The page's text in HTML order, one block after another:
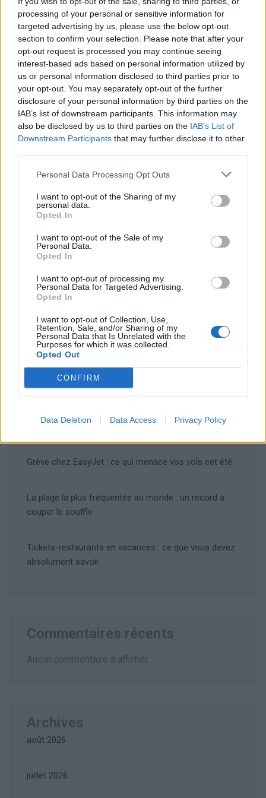
processing of your personal or sensitive information for
targeted advertising by us, please use the below opt-out
section to confirm your selection. Please note that after your
opt-out request is processed you may continue seeing
interest-based ads based on personal information utilized by
us or personal information disclosed to third parties prior to
your opt-out. You may separately opt-out of the further
disclosure of your personal information by third parties on the
IAB’s list of downstream participants. This information may
also be disclosed by us to third parties on the IAB’s List of
Downstream Participants that may further disclose it to other
Personal Data Processing Opt Outs
I want to opt-out of the Sharing of my
personal data.
Opted In
I want to opt-out of the Sale of my
Personal Data.
Opted In
I want to opt-out of processing my
Personal Data for Targeted Advertising.
Opted In
I want to opt-out of Collection, Use,
Retention, Sale, and/or Sharing of my
Personal Data that Is Unrelated with the
Purposes for which it was collected.
Opted Out
CONFIRM
Data Deletion Data Access Privacy Policy
Nom*
Enregistrer mon nom, mon e-mail et mon site dans le
navigateur pour mon prochain commentaire.
Rechercher
Rechercher
Articles récents
Les îles européennes, la nouvelle tendance
romantique des jeunes mariés
ses régions
Grève chez EasyJet : ce qui menace vos vols cet été
La plage la plus fréquentée au monde : un record à
couper le souffle
Tickets-restaurants en vacances : ce que vous devez
absolument savoir
Commentaires récents
Aucun commentaire à afficher.
Archives
août 2026
juillet 2026